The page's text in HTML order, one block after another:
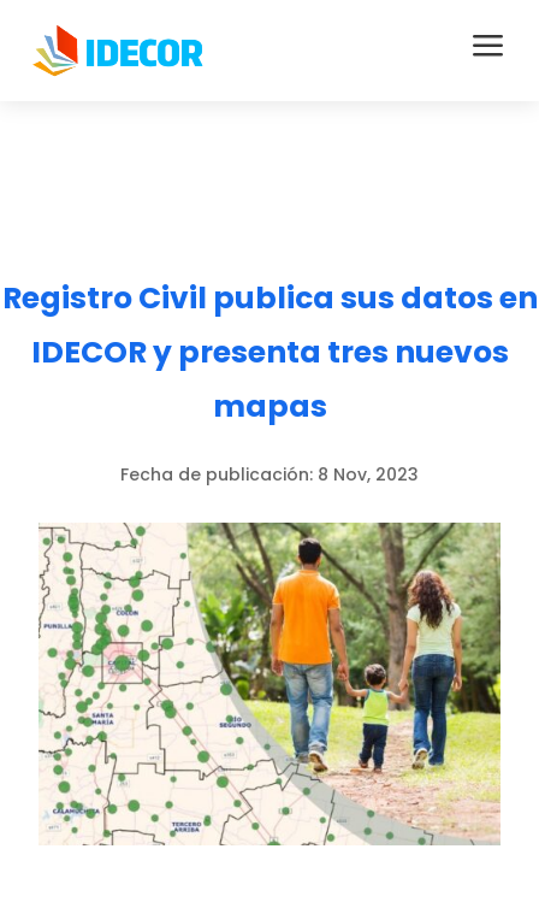
a
Registro Civil publica sus datos en
IDECOR y presenta tres nuevos
mapas
Fecha de publicación: 8 Nov, 2023